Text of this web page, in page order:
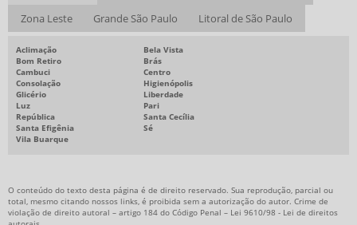
CUPILHA COMPRAR
CUPILHA PREÇO
PARAFUSO OLHAL
PARAFUSO OLHAL PREÇO
PARAFUSO POSICIONADOR
Zona Leste
Grande São Paulo Litoral de São Paulo
Aclimação
Bela Vista
Bom Retiro
Brás
Cambuci
Centro
Consolação
Higienópolis
Glicério
Liberdade
Luz
Pari
República
Santa Cecília
Santa Efigênia
Sé
Vila Buarque
O conteúdo do texto desta página é de direito reservado. Sua reprodução, parcial ou
total, mesmo citando nossos links, é proibida sem a autorização do autor. Crime de
violação de direito autoral – artigo 184 do Código Penal – Lei 9610/98 - Lei de direitos